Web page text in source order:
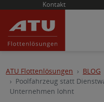
Kontakt
ATU Flottenlösungen
BLOG
Poolfahrzeug statt
Unternehmen lohnt